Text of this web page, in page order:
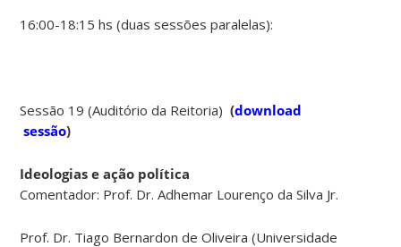
16:00-18:15 hs (duas sessões paralelas):
Sessão 19 (Auditório da Reitoria)(download
sessão)
Ideologias e ação política
Comentador: Prof. Dr. Adhemar Lourenço da Silva Jr.
Prof. Dr. Tiago Bernardon de Oliveira (Universidade